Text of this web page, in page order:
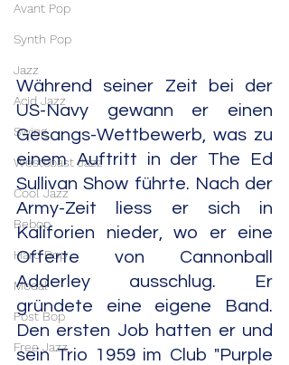
Avant Pop
Synth Pop
Jazz
Acid Jazz
Swing
Westcoast Jazz
Cool Jazz
Bebop
Hard Bop
Modal
Post Bop
Free Jazz
Während seiner Zeit bei der
US-Navy gewann er einen
Gesangs-Wettbewerb, was zu
einem Auftritt in der The Ed
Sullivan Show führte. Nach der
Army-Zeit liess er sich in
Kaliforien nieder, wo er eine
Offerte von Cannonball
Adderley ausschlug. Er
gründete eine eigene Band.
Den ersten Job hatten er und
sein Trio 1959 im Club "Purple